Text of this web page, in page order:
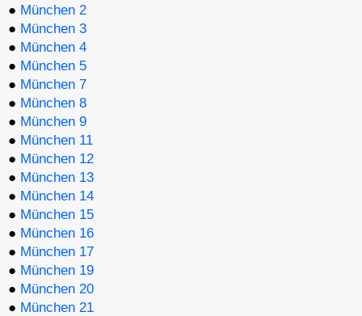
● München 2
● München 3
● München 4
● München 5
● München 7
● München 8
● München 9
● München 11
● München 12
● München 13
● München 14
● München 15
● München 16
● München 17
● München 19
● München 20
● München 21